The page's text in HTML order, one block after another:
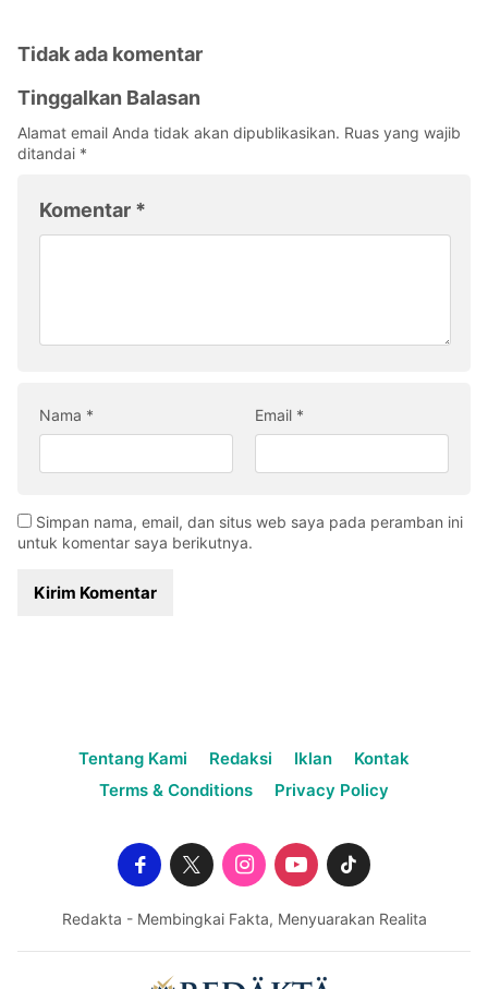
Tidak ada komentar
Tinggalkan Balasan
Alamat email Anda tidak akan dipublikasikan. Ruas yang wajib
ditandai *
Komentar *
Nama * Email *
Simpan nama, email, dan situs web saya pada peramban ini
untuk komentar saya berikutnya.
Tentang Kami Redaksi Iklan
Kontak
Terms & Conditions
Privacy Policy
Redakta - Membingkai Fakta, Menyuarakan Realita